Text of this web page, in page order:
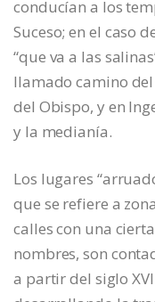
conducían a los
Suceso; en el caso
“que va a las
llamado camino del
del Obispo, y en
y la medianía.
Los lugares
que se refiere a
calles con una
nombres, son
a partir del siglo